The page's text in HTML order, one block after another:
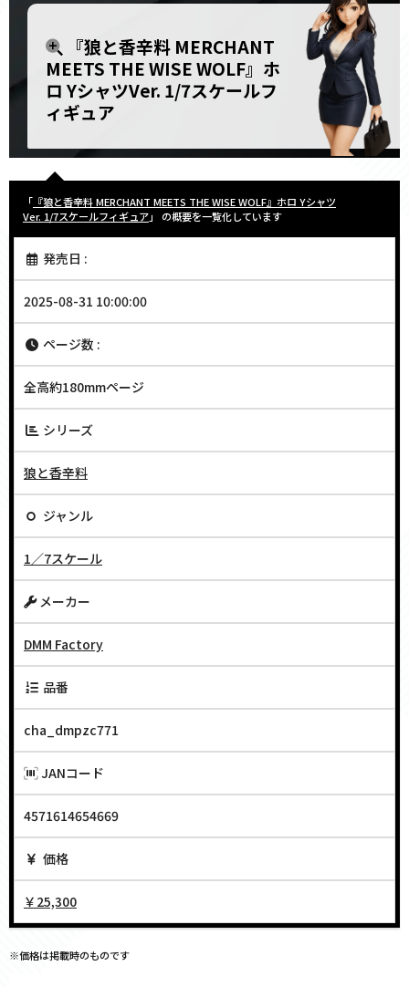
『狼と香辛料 MERCHANT
MEETS THE WISE WOLF』ホ
ロ YシャツVer. 1/7スケールフ
ィギュア
「 『狼と香辛料 MERCHANT MEETS THE WISE WOLF』ホロ Yシャツ
Ver. 1/7スケールフィギュア」 の概要を一覧化しています
発売日 :
2025-08-31 10:00:00
ページ数 :
全高約180mmページ
シリーズ
狼と香辛料
ジャンル
1／7スケール
メーカー
DMM Factory
品番
cha_dmpzc771
JANコード
4571614654669
価格
￥25,300
※価格は掲載時のものです